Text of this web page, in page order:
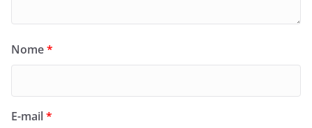
Nome*
E-mail*